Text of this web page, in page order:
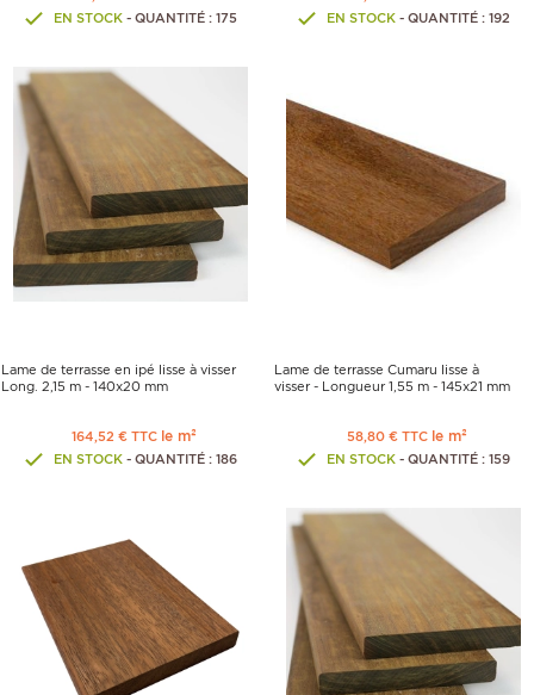
EN STOCK- QUANTITÉ : 175 EN STOCK- QUANTITÉ : 192
Lame de terrasse en ipé lisse à visser
Long. 2,15 m - 140x20 mm
164,52 € TTC le m²
EN STOCK- QUANTITÉ : 186
Lame de terrasse Cumaru lisse à
visser - Longueur 1,55 m - 145x21 mm
58,80 € TTC le m²
EN STOCK- QUANTITÉ : 159